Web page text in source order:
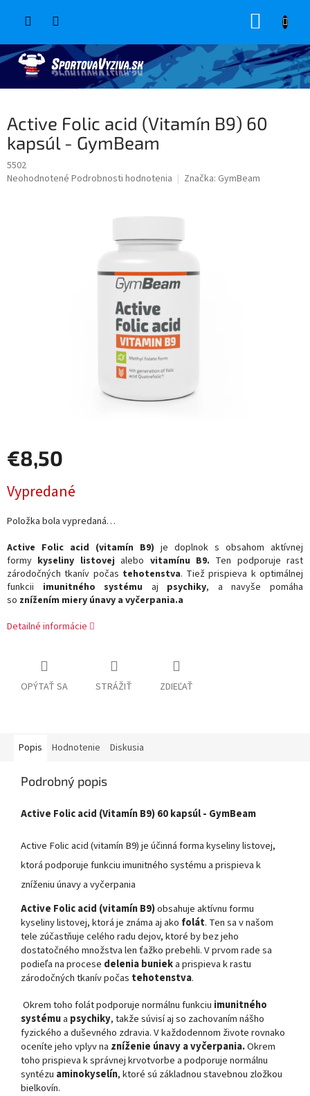
Active Folic acid (Vitamín B9) 60
kapsúl - GymBeam
5502
Priemerné
Neohodnotené Podrobnosti hodnotenia Značka: GymBeam
€8,50
cena:
Vypredané
Položka bola vypredaná…
Active Folic acid (vitamín B9) je doplnok s obsahom aktívnej
formy kyseliny listovej alebo vitamínu B9. Ten podporuje rast
zárodočných tkanív počas tehotenstva. Tiež prispieva k optimálnej
funkcii imunitného systému aj psychiky, a navyše pomáha
so znížením miery únavy a vyčerpania.a
Detailné informácie
OPÝTAŤ SA STRÁŽIŤ ZDIEĽAŤ
Popis Hodnotenie Diskusia
Podrobný popis
Active Folic acid (Vitamín B9) 60 kapsúl - GymBeam
Active Folic acid (vitamín B9) je účinná forma kyseliny listovej,
ktorá podporuje funkciu imunitného systému a prispieva k
zníženiu únavy a vyčerpania
Active Folic acid (vitamín B9)obsahuje aktívnu formu
kyseliny listovej, ktorá je známa aj ako folát. Ten sa v našom
tele zúčastňuje celého radu dejov, ktoré by bez jeho
dostatočného množstva len ťažko prebehli. V prvom rade sa
podieľa na procese delenia bunieka prispieva k rastu
zárodočných tkanív počas tehotenstva.
Okrem toho folát podporuje normálnu funkciu imunitného
systémua psychiky, takže súvisí aj so zachovaním nášho
fyzického a duševného zdravia. V každodennom živote rovnako
oceníte jeho vplyv na zníženie únavy a vyčerpania.Okrem
toho prispieva k správnej krvotvorbe a podporuje normálnu
syntézu aminokyselín, ktoré sú základnou stavebnou zložkou
bielkovín.